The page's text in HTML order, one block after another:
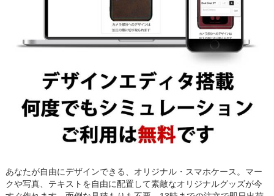
あなたが自由にデザインできる、オリジナル・スマホケース。マー
クや写真、テキストを自由に配置して素敵なオリジナルグッズが今